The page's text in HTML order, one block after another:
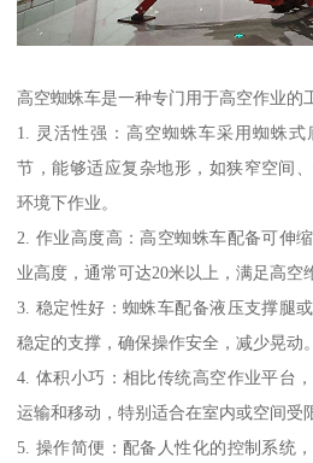
高空蜘蛛车是一种专门用于高空作业的
1. 灵活性强：高空蜘蛛车采用蜘蛛
节，能够适应复杂地形，如狭窄空间
环境下作业。
2. 作业高度高：高空蜘蛛车配备可伸
业高度，通常可达20米以上，满足高空
3. 稳定性好：蜘蛛车配备液压支撑腿
稳定的支撑，确保操作安全，减少晃动。
4. 体积小巧：相比传统高空作业平台
运输和移动，特别适合在室内或空间受
5. 操作简便：配备人性化的控制系统